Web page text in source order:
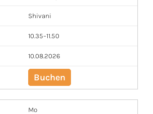
Shivani
10.35–11.50
10.08.2026
Buchen
Mo